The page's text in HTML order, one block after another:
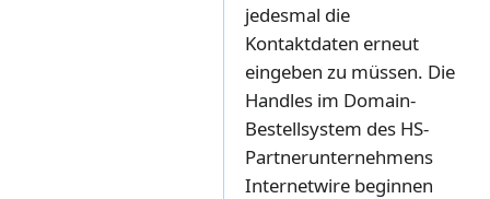
jedesmal die
Kontaktdaten erneut
eingeben zu müssen. Die
Handles im Domain-
Bestellsystem des HS-
Partnerunternehmens
Internetwire beginnen